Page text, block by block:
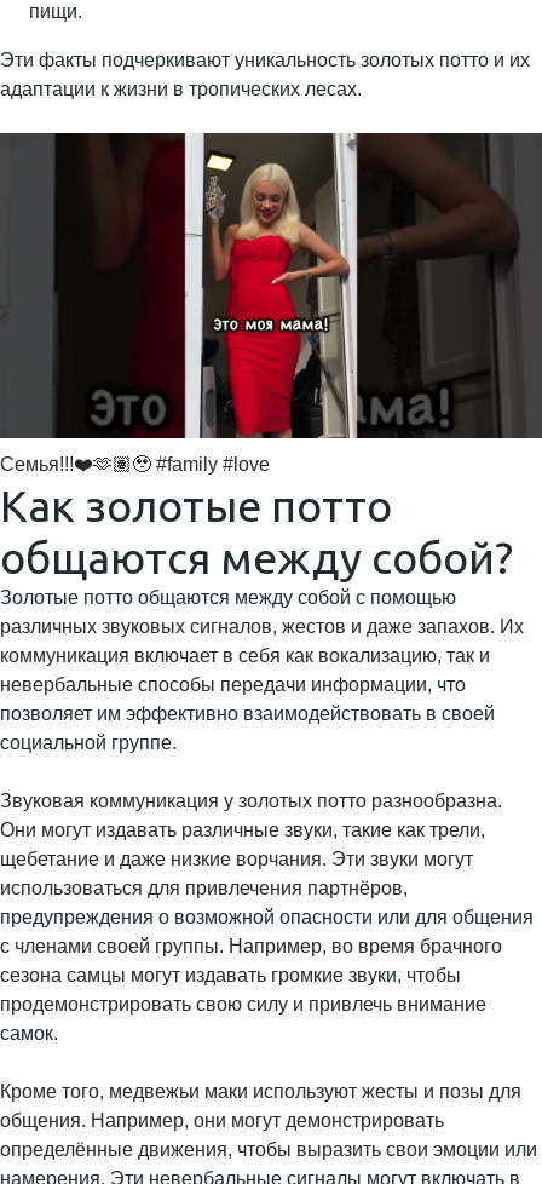
пищи.
Эти факты подчеркивают уникальность золотых потто и их
адаптации к жизни в тропических лесах.
Семья!!!❤️🫶🏽🥹 #family #love
Как золотые потто
общаются между собой?
Золотые потто общаются между собой с помощью
различных звуковых сигналов, жестов и даже запахов. Их
коммуникация включает в себя как вокализацию, так и
невербальные способы передачи информации, что
позволяет им эффективно взаимодействовать в своей
социальной группе.
Звуковая коммуникация у золотых потто разнообразна.
Они могут издавать различные звуки, такие как трели,
щебетание и даже низкие ворчания. Эти звуки могут
использоваться для привлечения партнёров,
предупреждения о возможной опасности или для общения
с членами своей группы. Например, во время брачного
сезона самцы могут издавать громкие звуки, чтобы
продемонстрировать свою силу и привлечь внимание
самок.
Кроме того, медвежьи маки используют жесты и позы для
общения. Например, они могут демонстрировать
определённые движения, чтобы выразить свои эмоции или
намерения. Эти невербальные сигналы могут включать в